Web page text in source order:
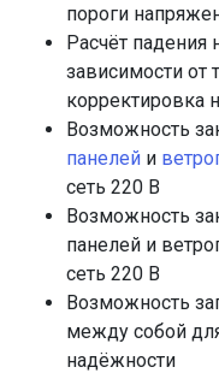
пороги
Расчёт падения
зависимости от
корректировка
Возможность
панелей и
сеть 220 В
Возможность
панелей и
сеть 220 В
Возможность
между собой
надёжности